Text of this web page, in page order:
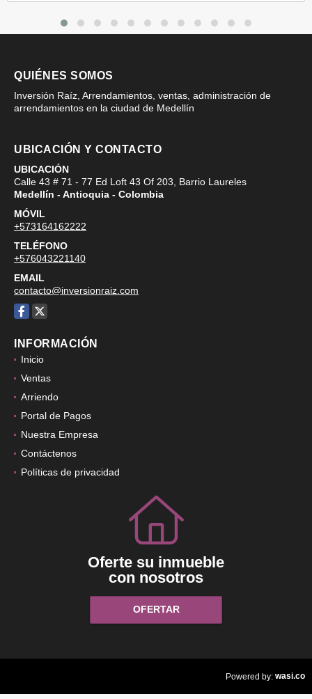
QUIÉNES SOMOS
Inversión Raíz, Arrendamientos, ventas, administración de
arrendamientos en la ciudad de Medellín
UBICACIÓN Y CONTACTO
UBICACIÓN
Calle 43 # 71 - 77 Ed Loft 43 Of 203, Barrio Laureles
Medellín - Antioquia - Colombia
MÓVIL
+573164162222
TELÉFONO
+576043221140
EMAIL
contacto@inversionraiz.com
Facebook
X
INFORMACIÓN
Inicio
Ventas
Arriendo
Portal de Pagos
Nuestra Empresa
Contáctenos
Políticas de privacidad
Oferte su inmueble
con nosotros
OFERTAR
Powered by: wasi.co